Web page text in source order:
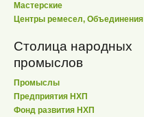
Мастерские
Центры ремесел, Объединения
Столица народных
промыслов
Промыслы
Предприятия НХП
Фонд развития НХП